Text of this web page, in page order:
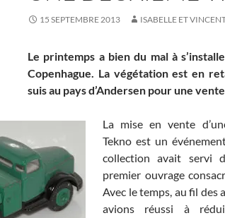
15 SEPTEMBRE 2013 ISABELLE ET
Le printemps a bien du mal à
Copenhague. La végétation est en
suis au pays d’Andersen pour une
La mise en vente
Tekno est un
collection avait servi
premier ouvrage
Avec le temps, au fil des
avions réussi à